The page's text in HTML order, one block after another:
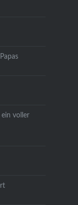
ein voller